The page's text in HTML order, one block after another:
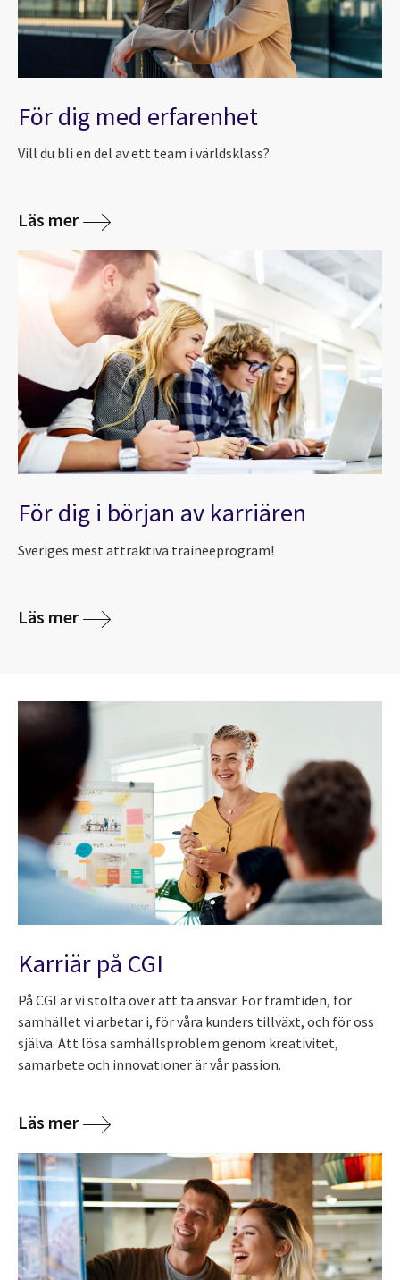
För dig med erfarenhet
Vill du bli en del av ett team i världsklass?
Läs mer
För dig i början av karriären
Sveriges mest attraktiva traineeprogram!
Läs mer
Karriär på CGI
På CGI är vi stolta över att ta ansvar. För framtiden, för
samhället vi arbetar i, för våra kunders tillväxt, och för oss
själva. Att lösa samhällsproblem genom kreativitet,
samarbete och innovationer är vår passion.
Läs mer